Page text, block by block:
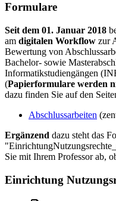
Formulare
Seit dem 01. Januar 2018
am digitalen Workflow zur
Bewertung von
Bachelor- sowie
Informatikstudiengängen
(Papierformulare werden
dazu finden Sie auf den
Abschlussarbeiten
Ergänzend dazu steht das
Sie mit Ihrem Professor ab,
Einrichtung